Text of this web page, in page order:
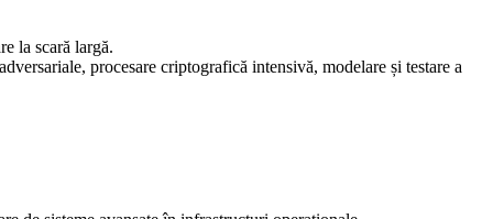
la scară largă.
procesare criptografică intensivă, modelare și testare a